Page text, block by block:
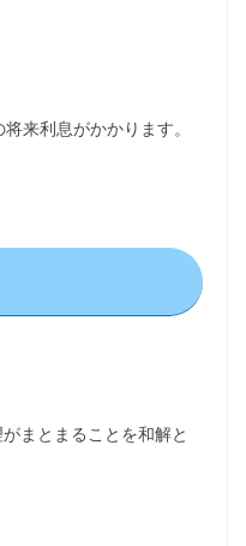
来利息がかかります。
まとまることを和解と